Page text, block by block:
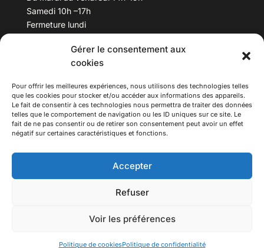
Gérer le consentement aux
cookies
Pour offrir les meilleures expériences, nous utilisons des technologies telles
que les cookies pour stocker et/ou accéder aux informations des appareils.
Le fait de consentir à ces technologies nous permettra de traiter des données
telles que le comportement de navigation ou les ID uniques sur ce site. Le
fait de ne pas consentir ou de retirer son consentement peut avoir un effet
négatif sur certaines caractéristiques et fonctions.
Accepter
Refuser
Voir les préférences
Politique de cookiesPolitique de confidentialité
Samedi 10h –17h
Fermeture lundi
Téléphone : 04 78 53 06 40
maisondesculturesasiatiques@asiexpo.com
Tous droits réservés.